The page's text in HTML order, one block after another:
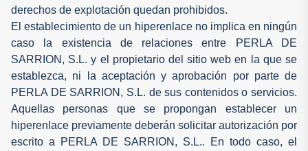
derechos de explotación quedan prohibidos.
El establecimiento de un hiperenlace no implica en ningún
caso la existencia de relaciones entre PERLA DE
SARRION, S.L. y el propietario del sitio web en la que se
establezca, ni la aceptación y aprobación por parte de
PERLA DE SARRION, S.L. de sus contenidos o servicios.
Aquellas personas que se propongan establecer un
hiperenlace previamente deberán solicitar autorización por
escrito a PERLA DE SARRION, S.L.. En todo caso, el